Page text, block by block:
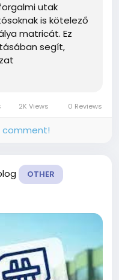
utak
is kötelező
matricát. Ez
segít,
2K Views 0 Reviews
comment!
OTHER